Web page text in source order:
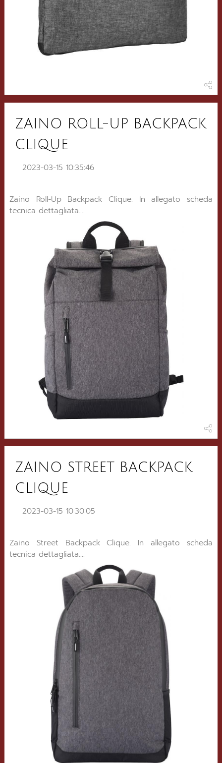
ZAINO ROLL-UP BACKPACK
CLIQUE
2023-03-15 10:35:46
Zaino Roll-Up Backpack Clique. In allegato scheda
tecnica dettagliata....
ZAINO STREET BACKPACK
CLIQUE
2023-03-15 10:30:05
Zaino Street Backpack Clique. In allegato scheda
tecnica dettagliata....